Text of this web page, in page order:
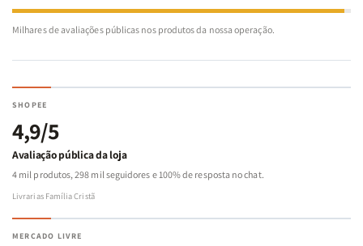
Milhares de avaliações públicas nos produtos da nossa operação.
SHOPEE
4,9/5
Avaliação pública da loja
4 mil produtos, 298 mil seguidores e 100% de resposta no chat.
Livrarias Família Cristã
MERCADO LIVRE